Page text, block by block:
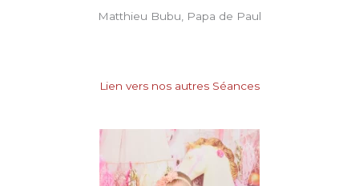
Matthieu Bubu, Papa de Paul
Lien vers nos autres Séances